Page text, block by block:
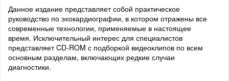
Данное издание представляет собой практическое
руководство по эхокардиографии, в котором отражены все
современные технологии, применяемые в настоящее
время. Исключительный интерес для специалистов
представляет CD-ROM с подборкой видеоклипов по всем
основным разделам, включающих редкие случаи
диагностики.